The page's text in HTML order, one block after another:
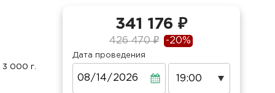
3 000 г.
341 176 ₽
426 470 ₽ -20%
Дата проведения